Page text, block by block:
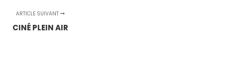
ARTICLE SUIVANT
CINÉ PLEIN AIR